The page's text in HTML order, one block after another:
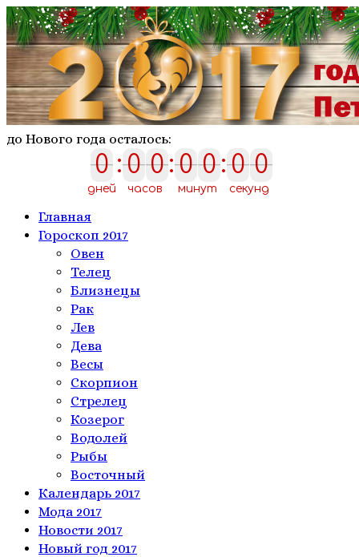
до Нового года осталось:
0
0
дней
:0
0 0
0
часов
:0
0 0
0
минут
:0
0 0
0
секунд
Главная
Гороскоп 2017
Овен
Телeц
Близнецы
Рак
Лев
Дева
Весы
Скорпион
Стрелец
Козерог
Водолей
Рыбы
Восточный
Календарь 2017
Мода 2017
Новости 2017
Новый год 2017